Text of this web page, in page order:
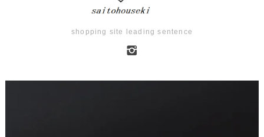
shopping site leading sentence